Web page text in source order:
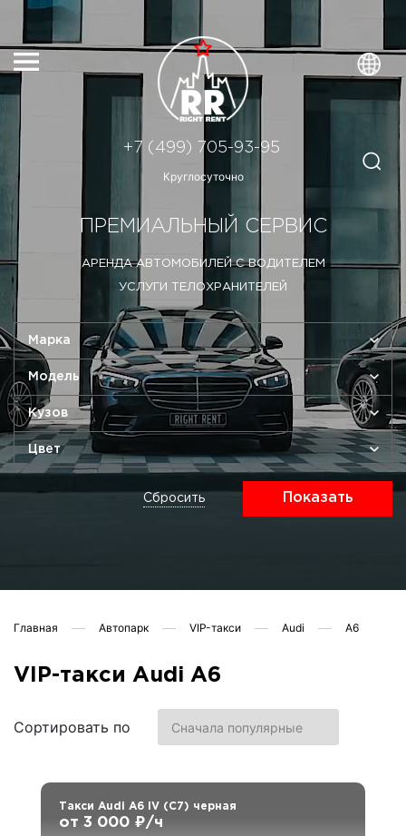
Круглосуточно
+7 (499) 705-93-95
ПРЕМИАЛЬНЫЙ СЕРВИС
АРЕНДА АВТОМОБИЛЕЙ С ВОДИТЕЛЕМ
УСЛУГИ ТЕЛОХРАНИТЕЛЕЙ
Марка
Модель
Кузов
Цвет
Сбросить Показать
Главная Автопарк VIP-такси Audi A6
VIP-такси Audi A6
Сортировать по
Такси Audi A6 IV (C7) черная
от 3 000 ₽/ч